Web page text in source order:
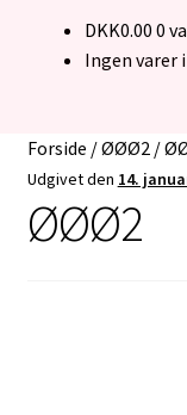
BUKSER TIL
KONTAKT
DKK0.00 0
Ingen varer
Forside /ØØØ2/
Udgivet den 14.
ØØØ2